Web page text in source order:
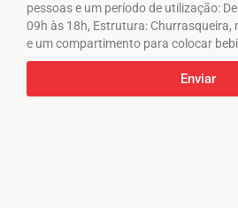
pessoas e um período de utilização:
09h às 18h, Estrutura: Churrasqueira,
e um compartimento para colocar
Enviar